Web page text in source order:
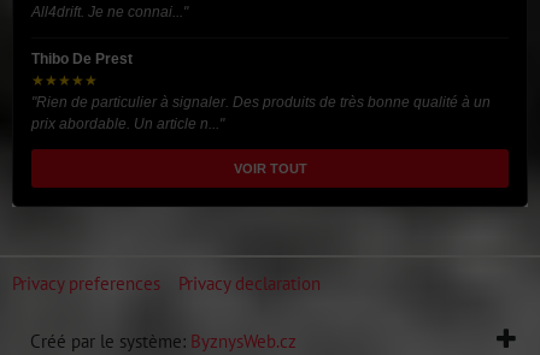
All4drift. Je ne connai..."
Thibo De Prest
★★★★★
"Rien de particulier à signaler. Des produits de très bonne qualité à un
prix abordable. Un article n..."
VOIR TOUT
Privacy preferences Privacy declaration
Créé par le système: ByznysWeb.cz